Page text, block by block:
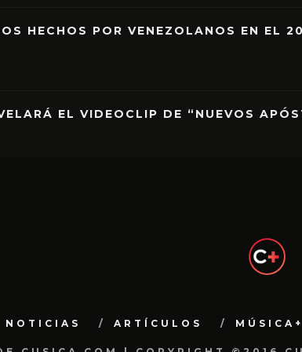
HECHOS POR VENEZOLANOS EN EL
EL VIDEOCLIP DE “NUEVOS
NOTICIAS ARTÍCULOS MÚSICA+